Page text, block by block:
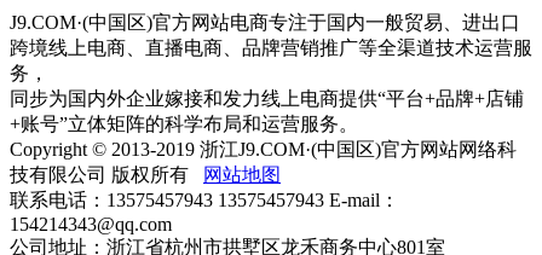
J9.COM·(中国区)官方网站电商专注于国内一般贸易、进出口
跨境线上电商、直播电商、品牌营销推广等全渠道技术运营服
务，
同步为国内外企业嫁接和发力线上电商提供“平台+品牌+店铺
+账号”立体矩阵的科学布局和运营服务。
Copyright © 2013-2019 浙江J9.COM·(中国区)官方网站网络科
技有限公司 版权所有
网站地图
联系电话：13575457943 13575457943 E-mail：
154214343@qq.com
公司地址：浙江省杭州市拱墅区龙禾商务中心801室